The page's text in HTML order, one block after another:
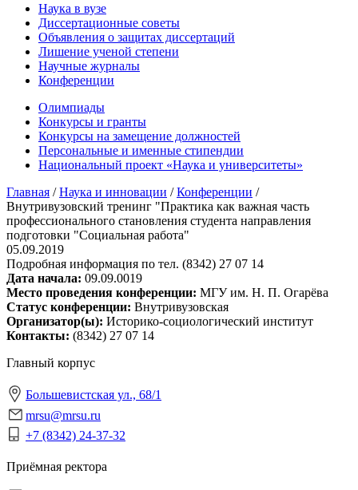
Наука в вузе
Диссертационные советы
Объявления о защитах диссертаций
Лишение ученой степени
Научные журналы
Конференции
Олимпиады
Конкурсы и гранты
Конкурсы на замещение должностей
Персональные и именные стипендии
Национальный проект «Наука и университеты»
Главная /Наука и инновации /Конференции /
Внутривузовский тренинг "Практика как важная часть
профессионального становления студента направления
подготовки "Социальная работа"
05.09.2019
Подробная информация по тел. (8342) 27 07 14
Дата начала: 09.09.0019
Место проведения конференции: МГУ им. Н. П. Огарёва
Статус конференции: Внутривузовская
Организатор(ы): Историко-социологический институт
Контакты: (8342) 27 07 14
Главный корпус
Большевистская ул., 68/1
mrsu@mrsu.ru
+7 (8342) 24-37-32
Приёмная ректора